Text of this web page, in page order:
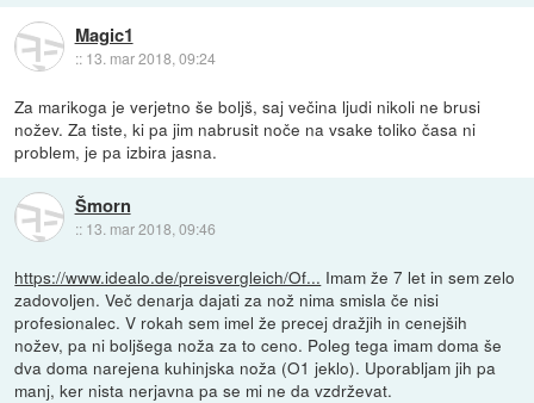
Magic1
:: 13. mar 2018, 09:24
Za marikoga je verjetno še boljš, saj večina ljudi nikoli ne brusi
nožev. Za tiste, ki pa jim nabrusit noče na vsake toliko časa ni
problem, je pa izbira jasna.
Šmorn
:: 13. mar 2018, 09:46
https://www.idealo.de/preisvergleich/Of... Imam že 7 let in sem zelo
zadovoljen. Več denarja dajati za nož nima smisla če nisi
profesionalec. V rokah sem imel že precej dražjih in cenejših
nožev, pa ni boljšega noža za to ceno. Poleg tega imam doma še
dva doma narejena kuhinjska noža (O1 jeklo). Uporabljam jih pa
manj, ker nista nerjavna pa se mi ne da vzdrževat.